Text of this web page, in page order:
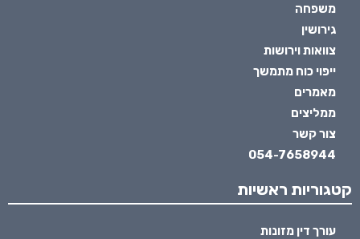
משפחה
גירושין
צוואות וירושות
ייפוי כוח מתמשך
מאמרים
ממליצים
צור קשר
054-7658944
קטגוריות ראשיות
עורך דין מזונות